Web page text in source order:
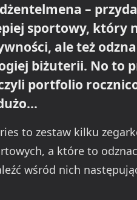
–
sportowy, który
ale też
biżuterii. No to
portfolio
to zestaw kilku
a które to
wśród nich